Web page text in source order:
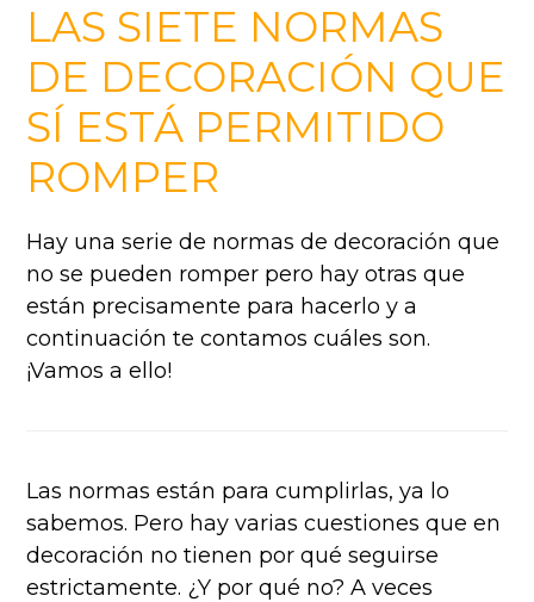
LAS SIETE NORMAS
DE DECORACIÓN QUE
SÍ ESTÁ PERMITIDO
ROMPER
Hay una serie de normas de decoración que
no se pueden romper pero hay otras que
están precisamente para hacerlo y a
continuación te contamos cuáles son.
¡Vamos a ello!
Las normas están para cumplirlas, ya lo
sabemos. Pero hay varias cuestiones que en
decoración no tienen por qué seguirse
estrictamente. ¿Y por qué no? A veces